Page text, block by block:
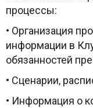
процессы:
• Организация
информации в
обязанностей
• Сценарии,
• Информация о